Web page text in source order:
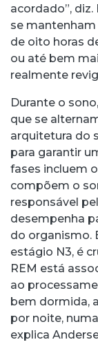
acordado”,
se
de oito horas
ou até bem
realmente
Durante o
que se
arquitetura do
para garantir
fases incluem
compõem o
responsável
desempenha
do organismo.
estágio N3, é
REM está
ao
bem dormida,
por noite,
explica